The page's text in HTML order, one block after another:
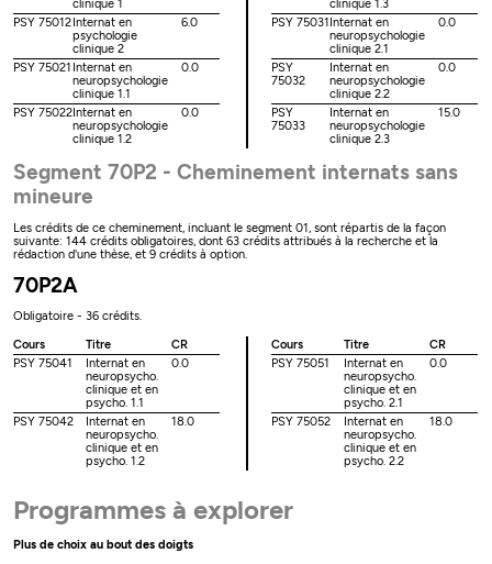
clinique 1
PSY 75012Internat en
psychologie
clinique 2
6.0
PSY 75021 Internat en
neuropsychologie
clinique 1.1
0.0
PSY 75022Internat en
neuropsychologie
clinique 1.2
0.0
clinique 1.3
PSY 75031Internat en
neuropsychologie
clinique 2.1
0.0
PSY
75032
Internat en
neuropsychologie
clinique 2.2
0.0
PSY
75033
Internat en
neuropsychologie
clinique 2.3
15.0
Segment 70P2 - Cheminement internats sans
mineure
Les crédits de ce cheminement, incluant le segment 01, sont répartis de la façon
suivante: 144 crédits obligatoires, dont 63 crédits attribués à la recherche et la
rédaction d'une thèse, et 9 crédits à option.
70P2A
Obligatoire - 36 crédits.
Cours
Titre
CR
PSY 75041
Internat en
neuropsycho.
clinique et en
psycho. 1.1
0.0
PSY 75042
Internat en
neuropsycho.
clinique et en
psycho. 1.2
18.0
Cours Titre
CR
PSY 75051
Internat en
neuropsycho.
clinique et en
psycho. 2.1
0.0
PSY 75052
Internat en
neuropsycho.
clinique et en
psycho. 2.2
18.0
Programmes à explorer
Plus de choix au bout des doigts